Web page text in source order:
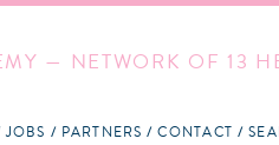
— NETWORK OF 13
JOBS PARTNERS CONTACT